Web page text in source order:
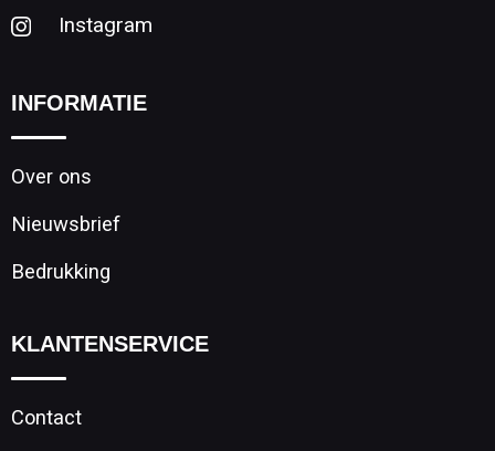
Instagram
INFORMATIE
Over ons
Nieuwsbrief
Bedrukking
KLANTENSERVICE
Contact